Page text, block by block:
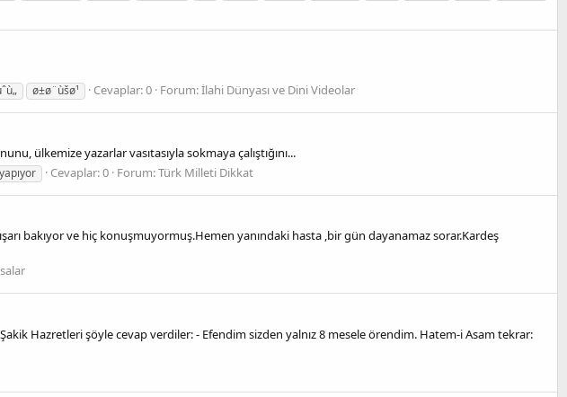
ø±ø¨ùšø¹ Cevaplar: 0 Forum:İlahi Dünyası ve Dini Videolar
ülkemize yazarlar vasıtasıyla sokmaya çalıştığını...
yapıyor Cevaplar: 0 Forum:Türk Milleti Dikkat
bakıyor ve hiç konuşmuyormuş.Hemen yanındaki hasta ,bir gün dayanamaz sorar.Kardeş
Hazretleri şöyle cevap verdiler: - Efendim sizden yalnız 8 mesele örendim. Hatem-i Asam tekrar: